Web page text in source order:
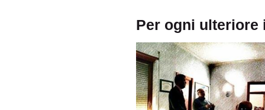
Per ogni